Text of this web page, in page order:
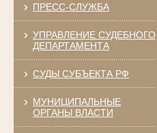
ПРЕСС-СЛУЖБА
УПРАВЛЕНИЕ СУДЕБНОГО
ДЕПАРТАМЕНТА
СУДЫ СУБЪЕКТА РФ
МУНИЦИПАЛЬНЫЕ
ОРГАНЫ ВЛАСТИ